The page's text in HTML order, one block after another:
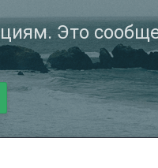
Это